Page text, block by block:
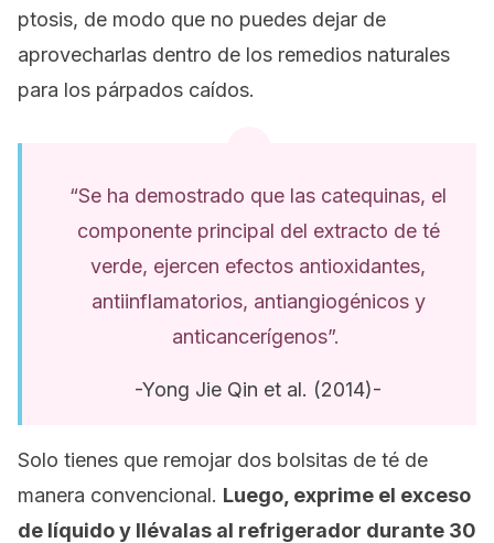
ptosis, de modo que no puedes dejar de
aprovecharlas dentro de los remedios naturales
para los párpados caídos.
“Se ha demostrado que las catequinas, el
componente principal del extracto de té
verde, ejercen efectos antioxidantes,
antiinflamatorios, antiangiogénicos y
anticancerígenos”.
-Yong Jie Qin et al. (2014)-
Solo tienes que remojar dos bolsitas de té de
manera convencional. Luego, exprime el exceso
de líquido y llévalas al refrigerador durante 30